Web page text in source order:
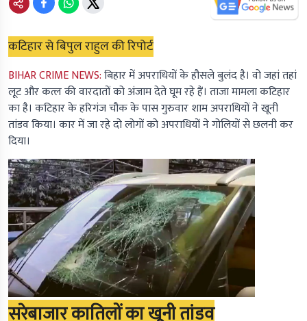
कटिहार से बिपुल राहुल की रिपोर्ट
BIHAR CRIME NEWS:बिहार में अपराधियों के हौसले बुलंद है। वो जहां तहां
लूट और कत्ल की वारदातों को अंजाम देते घूम रहे हैं। ताजा मामला कटिहार
का है। कटिहार के हरिगंज चौक के पास गुरुवार शाम अपराधियों ने खूनी
तांडव किया। कार में जा रहे दो लोगों को अपराधियों ने गोलियों से छलनी कर
दिया।
सरेबाजार कातिलों का खूनी तांडव